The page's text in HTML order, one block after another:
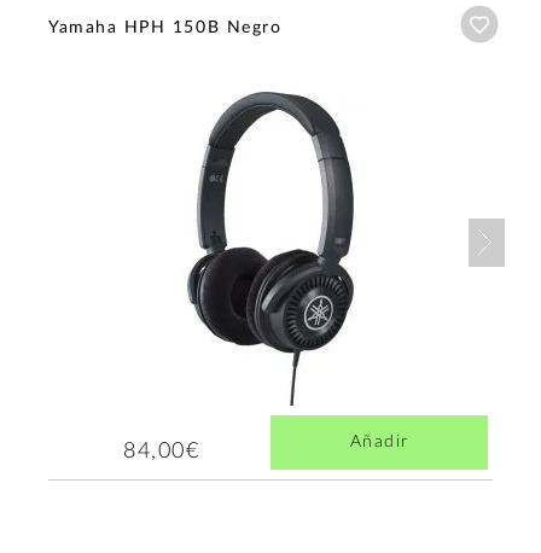
Yamaha HPH 150B Negro
84,00€ Añadir